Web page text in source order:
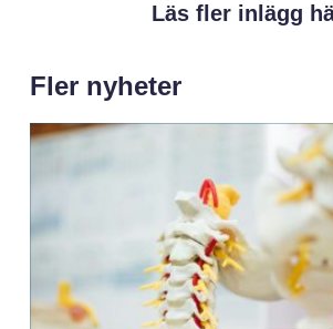
Läs fler inlägg
Fler nyheter